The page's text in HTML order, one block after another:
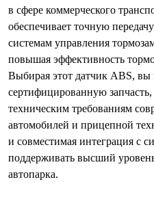
в сфере коммерческого
обеспечивает точную
системам управления
повышая эффективность
Выбирая этот датчик ABS, вы
сертифицированную
техническим требованиям
автомобилей и прицепной
и совместимая интеграция с
поддерживать высший
автопарка.